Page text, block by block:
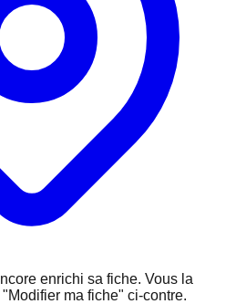
enrichi sa fiche. Vous la
ma fiche" ci-contre.